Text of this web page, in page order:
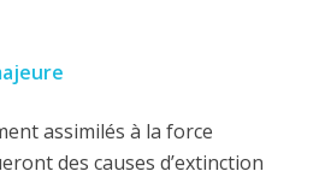
assimilés à la force
des causes d’extinction